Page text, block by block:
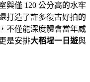
與僅 120 公分高的水牢
打造了許多復古好拍的
不僅能深度體會當年威
是安排大稻埕一日遊與